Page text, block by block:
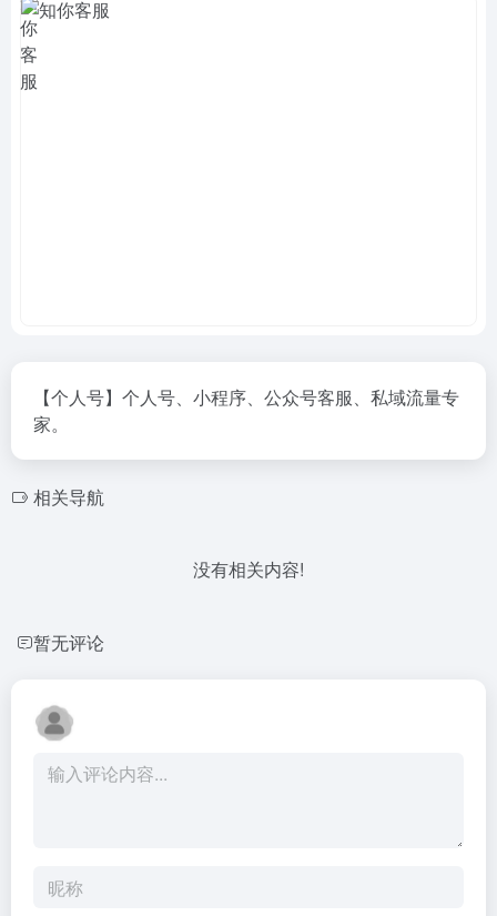
【个人号】个人号、小程序、公众号客服、私域流量专
家。
相关导航
没有相关内容!
暂无评论